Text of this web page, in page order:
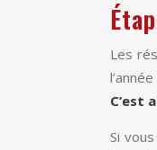
Les
C’est
Si